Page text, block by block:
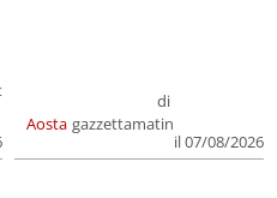
gazzettamatin